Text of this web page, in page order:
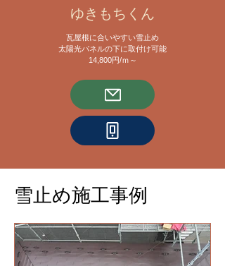
ゆきもちくん
瓦屋根に合いやすい雪止め
太陽光パネルの下に取付け可能
​14,800円/ｍ～
雪止め施工事例